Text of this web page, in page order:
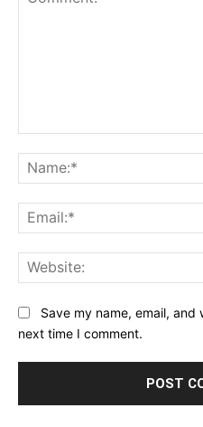
Save my name, email,
next time I comment.